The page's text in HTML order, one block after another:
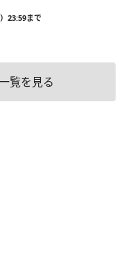
23:59まで
覧を見る